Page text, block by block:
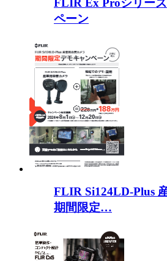
FLIR Ex Proシリー
ペーン
FLIR Si124LD-Plus
期間限定…